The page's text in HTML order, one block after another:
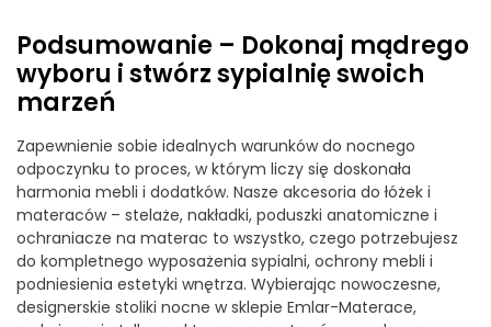
Podsumowanie – Dokonaj mądrego
wyboru i stwórz sypialnię swoich
marzeń
Zapewnienie sobie idealnych warunków do nocnego
odpoczynku to proces, w którym liczy się doskonała
harmonia mebli i dodatków. Nasze akcesoria do łóżek i
materaców – stelaże, nakładki, poduszki anatomiczne i
ochraniacze na materac to wszystko, czego potrzebujesz
do kompletnego wyposażenia sypialni, ochrony mebli i
podniesienia estetyki wnętrza. Wybierając nowoczesne,
designerskie stoliki nocne w sklepie Emlar-Materace,